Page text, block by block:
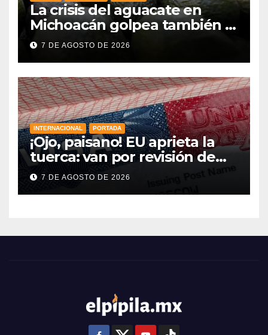
La crisis del aguacate en
Michoacán golpea también a
productores de Guanajuato
7 DE AGOSTO DE 2026
INTERNACIONAL PORTADA
¡Ojo, paisano! EU aprieta la
tuerca: van por revisión de
redes sociales para más visas
y nuevas reglas en la frontera
7 DE AGOSTO DE 2026